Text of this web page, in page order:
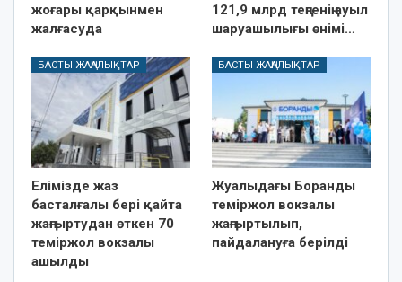
жоғары қарқынмен
жалғасуда
121,9 млрд теңгенің ауыл
шаруашылығы өнімі…
БАСТЫ ЖАҢАЛЫҚТАР
Елімізде жаз
басталғалы бері қайта
жаңғыртудан өткен 70
теміржол вокзалы
ашылды
БАСТЫ ЖАҢАЛЫҚТАР
Жуалыдағы Боранды
теміржол вокзалы
жаңғыртылып,
пайдалануға берілді